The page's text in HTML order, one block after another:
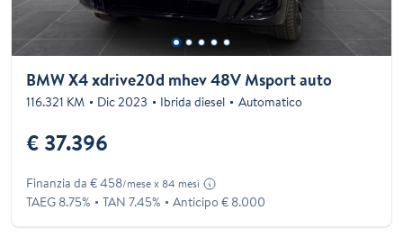
BMW X4 xdrive20d mhev 48V Msport auto
116.321 KM Dic 2023 Ibrida diesel Automatico
€ 37.396
Finanzia da € 458/mese x 84 mesi
TAEG 8.75% TAN 7.45% Anticipo € 8.000